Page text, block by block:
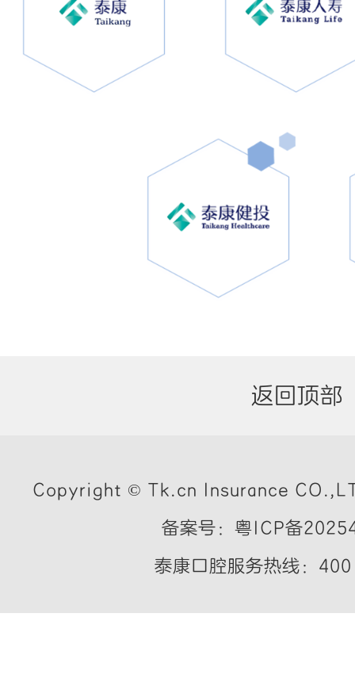
返回顶部
Copyright © Tk.cn Insurance
备案号：粤ICP备
泰康口腔服务热线：